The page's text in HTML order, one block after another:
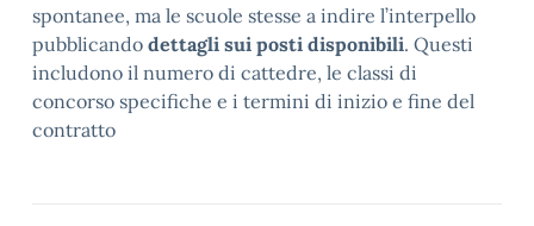
spontanee, ma le scuole stesse a indire l’interpello
pubblicando dettagli sui posti disponibili. Questi
includono il numero di cattedre, le classi di
concorso specifiche e i termini di inizio e fine del
contratto